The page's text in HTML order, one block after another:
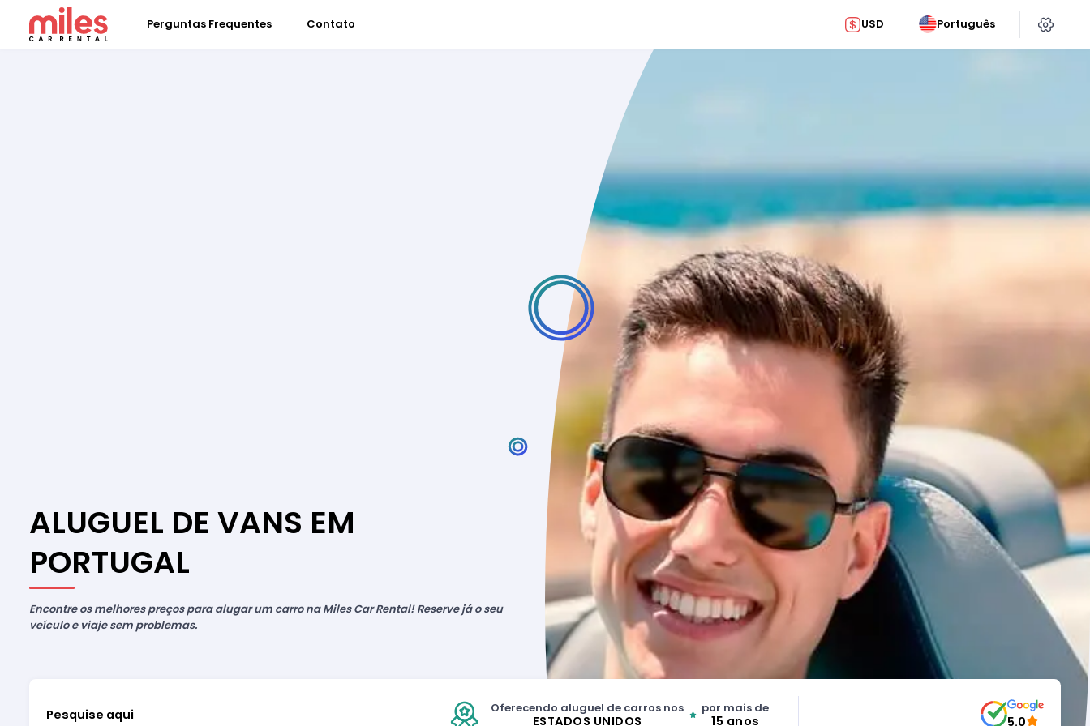
Perguntas Frequentes Contato USD Português
ALUGUEL DE VANS EM
PORTUGAL
Encontre os melhores preços para alugar um carro na Miles Car Rental! Reserve já o seu
veículo e viaje sem problemas.
Pesquise aqui Oferecendo aluguel de carros nos
ESTADOS UNIDOS
por mais de
15 anos 5.0